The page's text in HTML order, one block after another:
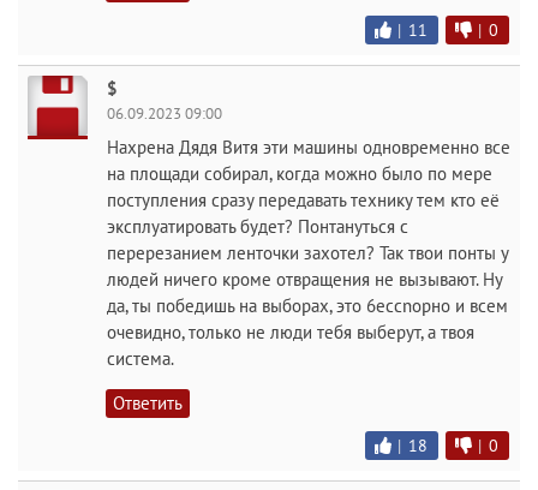
| 11 | 0
$
06.09.2023 09:00
Haxpeна Дядя Витя эти машины одновременно все
на площади собирал, когда можно было по мере
поступления сразу передавать технику тем кто её
эксплуатировать будет? Понтануться с
перерезанием ленточки захотел? Так твои понты у
людей ничего кроме отвращения не вызывают. Ну
да, ты победишь на выборах, это 6ессnopно и всем
очевидно, только не люди тебя выберут, а твоя
система.
Ответить
| 18 | 0